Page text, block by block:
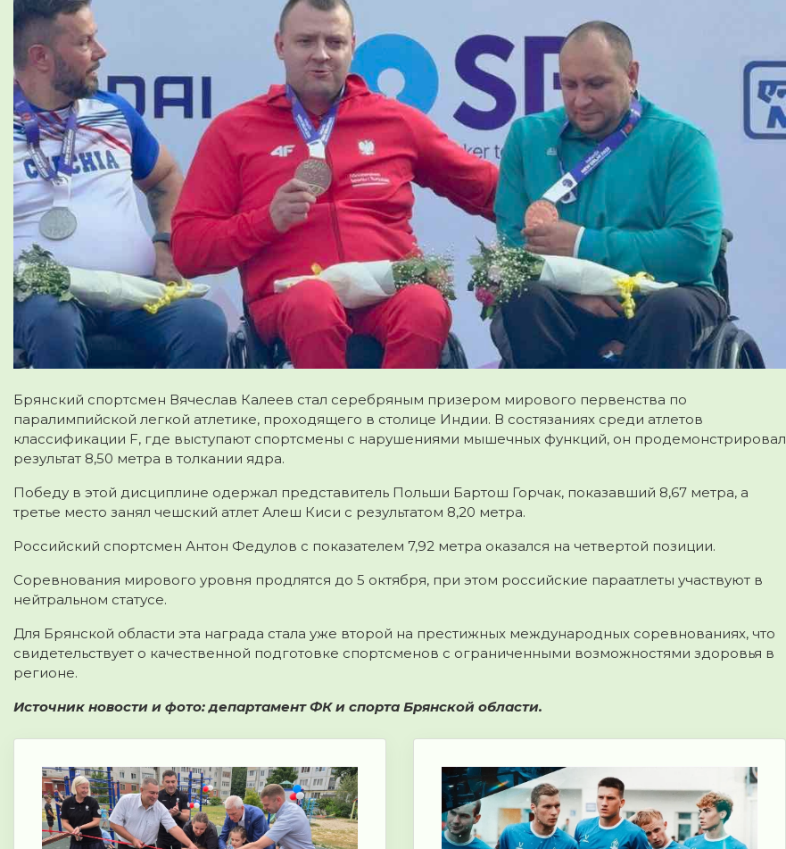
Брянский спортсмен Вячеслав Калеев стал серебряным призером мирового первенства по
паралимпийской легкой атлетике, проходящего в столице Индии. В состязаниях среди атлетов
классификации F, где выступают спортсмены с нарушениями мышечных функций, он продемонстрировал
результат 8,50 метра в толкании ядра.
Победу в этой дисциплине одержал представитель Польши Бартош Горчак, показавший 8,67 метра, а
третье место занял чешский атлет Алеш Киси с результатом 8,20 метра.
Российский спортсмен Антон Федулов с показателем 7,92 метра оказался на четвертой позиции.
Соревнования мирового уровня продлятся до 5 октября, при этом российские параатлеты участвуют в
нейтральном статусе.
Для Брянской области эта награда стала уже второй на престижных международных соревнованиях, что
свидетельствует о качественной подготовке спортсменов с ограниченными возможностями здоровья в
регионе.
Источник новости и фото: департамент ФК и спорта Брянской области.